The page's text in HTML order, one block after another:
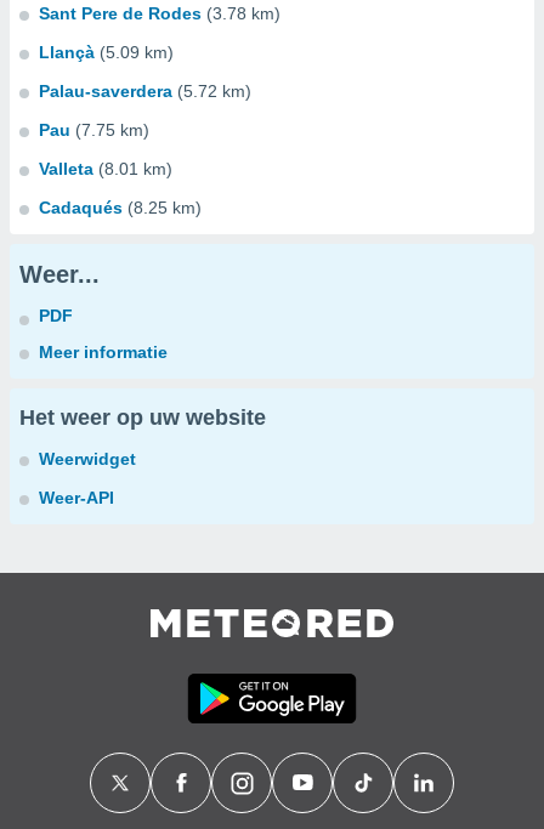
Sant Pere de Rodes (3.78 km)
Llançà (5.09 km)
Palau-saverdera (5.72 km)
Pau (7.75 km)
Valleta (8.01 km)
Cadaqués (8.25 km)
Weer...
PDF
Meer informatie
Het weer op uw website
Weerwidget
Weer-API